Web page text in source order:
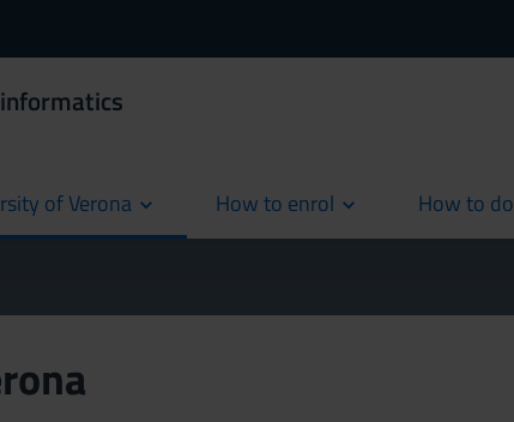
of Verona How to enrol How to do
current